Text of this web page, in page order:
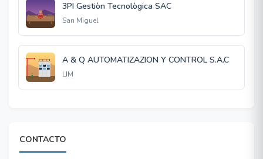
3PI Gestiòn Tecnològica SAC
San Miguel
A & Q AUTOMATIZAZION Y CONTROL S.A.C
LIM
CONTACTO